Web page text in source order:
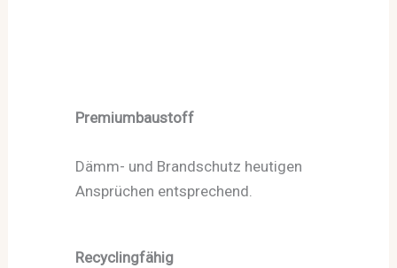
Premiumbaustoff
Dämm- und Brandschutz heutigen
Ansprüchen entsprechend.
Recyclingfähig